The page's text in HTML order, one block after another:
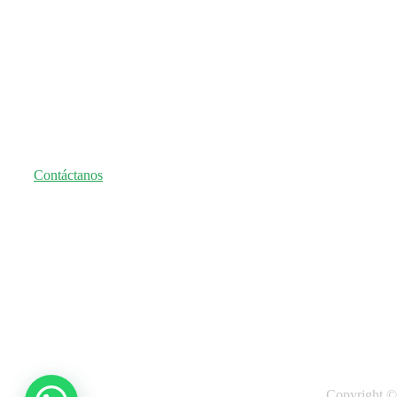
Contáctanos